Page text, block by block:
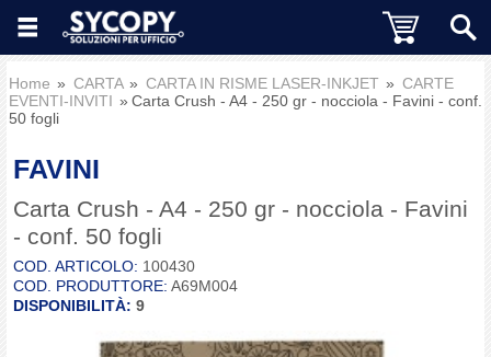
Home CARTA CARTA IN RISME LASER-INKJET
CARTE
EVENTI-INVITI
Carta Crush - A4 - 250 gr - nocciola - Favini - conf.
50 fogli
FAVINI
Carta Crush - A4 - 250 gr - nocciola - Favini
- conf. 50 fogli
COD. ARTICOLO: 100430
COD. PRODUTTORE: A69M004
DISPONIBILITÀ: 9